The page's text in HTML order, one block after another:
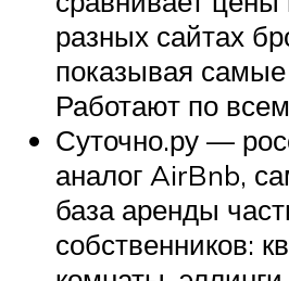
разных сайтах
показывая
Работают по
Суточно.ру —
аналог AirBnb,
база аренды
собственников: